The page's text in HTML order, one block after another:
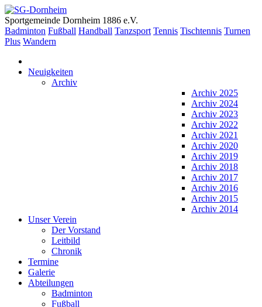
Sportgemeinde Dornheim 1886 e.V.
Badminton Fußball Handball Tanzsport Tennis Tischtennis Turnen
Plus Wandern
Neuigkeiten
Archiv
Archiv 2025
Archiv 2024
Archiv 2023
Archiv 2022
Archiv 2021
Archiv 2020
Archiv 2019
Archiv 2018
Archiv 2017
Archiv 2016
Archiv 2015
Archiv 2014
Unser Verein
Der Vorstand
Leitbild
Chronik
Termine
Galerie
Abteilungen
Badminton
Fußball